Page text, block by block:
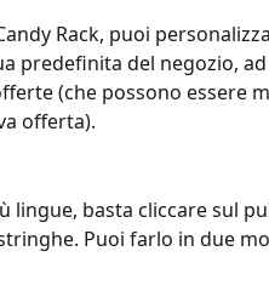
Rack, puoi
predefinita del negozio,
(che possono essere
offerta).
basta cliccare sul
Puoi farlo in due